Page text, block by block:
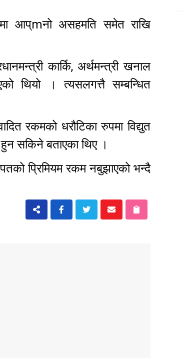
आप्mनो असहमति समेत राखि
कार्कि, अर्थमन्त्री खनाल
थियो । त्यसलगत्तै सम्बन्धित
रकमको धरौटिका रुपमा विद्युत
सकिने बताएका थिए ।
प्रिमियम रकम नबुझाएको भन्दै